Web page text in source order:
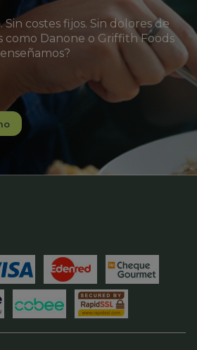
costes fijos. Sin dolores de
como Danone o Griffith Foods